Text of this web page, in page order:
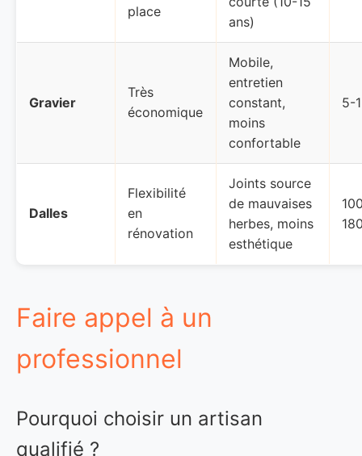
place
ans)
Gravier
Très
économique
Mobile,
entretien
constant,
moins
confortable
5-
Dalles
Flexibilité
en
rénovation
Joints source
de mauvaises
herbes, moins
esthétique
Faire appel à un
professionnel
Pourquoi choisir un artisan
qualifié ?